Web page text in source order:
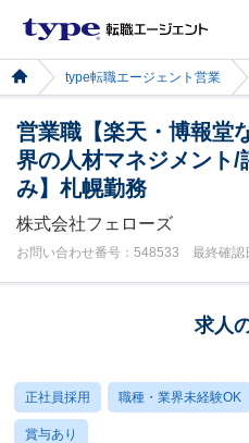
type転職エージェント営業
営業職【楽天・博報堂
界の人材マネジメント
み】札幌勤務
株式会社フェローズ
お問い合わせ番号：548533 最終確認
求人
正社員採用 職種・業界未経験OK
賞与あり